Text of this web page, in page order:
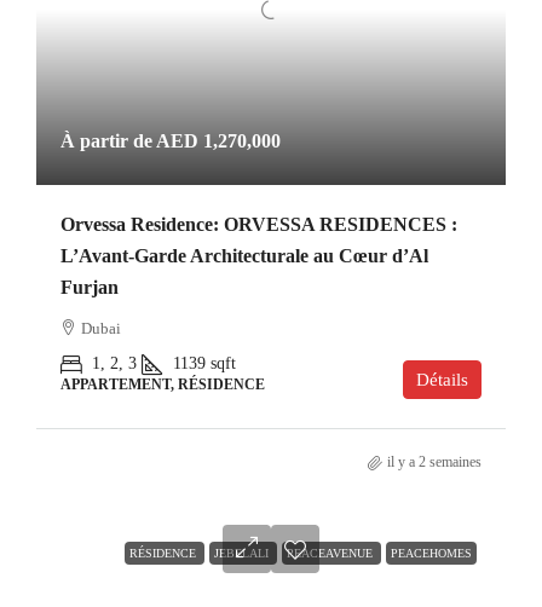
À partir de AED 1,270,000
Orvessa Residence: ORVESSA RESIDENCES :
L’Avant-Garde Architecturale au Cœur d’Al
Furjan
Dubai
1, 2, 3
1139 sqft
APPARTEMENT, RÉSIDENCE Détails
il y a 2 semaines
RÉSIDENCE JEBELALI PEACEAVENUE PEACEHOMES